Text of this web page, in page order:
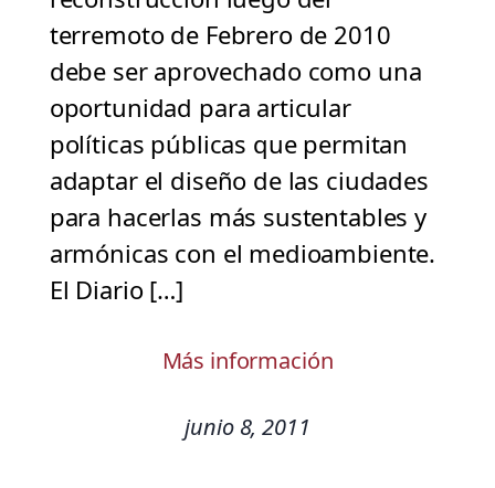
terremoto de Febrero de 2010
debe ser aprovechado como una
oportunidad para articular
políticas públicas que permitan
adaptar el diseño de las ciudades
para hacerlas más sustentables y
armónicas con el medioambiente.
El Diario […]
Más información
junio 8, 2011